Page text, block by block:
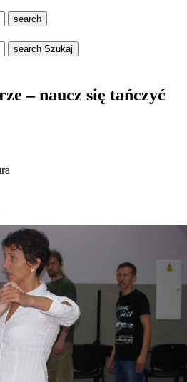
search
search Szukaj
– naucz się tańczyć